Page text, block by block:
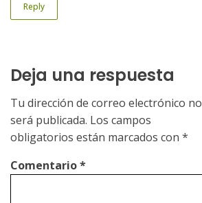
Reply
Deja una respuesta
Tu dirección de correo electrónico no
será publicada. Los campos
obligatorios están marcados con *
Comentario*